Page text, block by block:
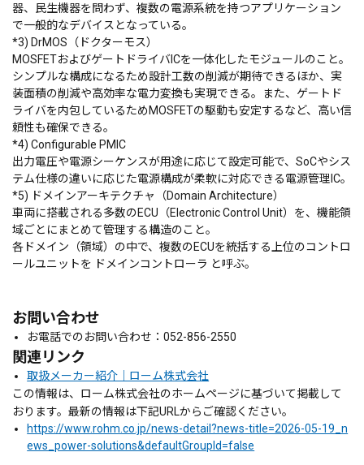
器、民生機器を問わず、複数の電源系統を持つアプリケーション
で一般的なデバイスとなっている。
*3) DrMOS（ドクターモス）
MOSFETおよびゲートドライバICを一体化したモジュールのこと。
シンプルな構成になるため設計工数の削減が期待できるほか、実
装面積の削減や高効率な電力変換も実現できる。また、ゲートド
ライバを内包しているためMOSFETの駆動も安定するなど、高い信
頼性も確保できる。
*4) Configurable PMIC
出力電圧や電源シーケンスが用途に応じて設定可能で、SoCやシス
テム仕様の違いに応じた電源構成が柔軟に対応できる電源管理IC。
*5) ドメインアーキテクチャ（Domain Architecture）
車両に搭載される多数のECU（Electronic Control Unit）を、機能領
域ごとにまとめて管理する構造のこと。
各ドメイン（領域）の中で、複数のECUを統括する上位のコントロ
ールユニットを ドメインコントローラ と呼ぶ。
お問い合わせ
お電話でのお問い合わせ：052-856-2550
関連リンク
取扱メーカー紹介｜ローム株式会社
この情報は、ローム株式会社のホームページに基づいて掲載して
おります。最新の情報は下記URLからご確認ください。
https://www.rohm.co.jp/news-detail?news-title=2026-05-19_n
ews_power-solutions&defaultGroupId=false